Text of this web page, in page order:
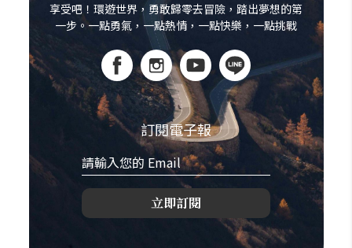
享受吧！環遊世界，勇敢歸零去冒險，踏出夢想的第
一步。一點勇氣，一點熱情，一點快樂，一點挑戰
訂閱電子報
立即訂閱